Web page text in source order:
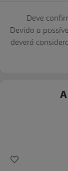
Deve
Devido a
deverá